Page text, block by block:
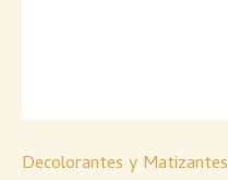
Decolorantes y Matizantes